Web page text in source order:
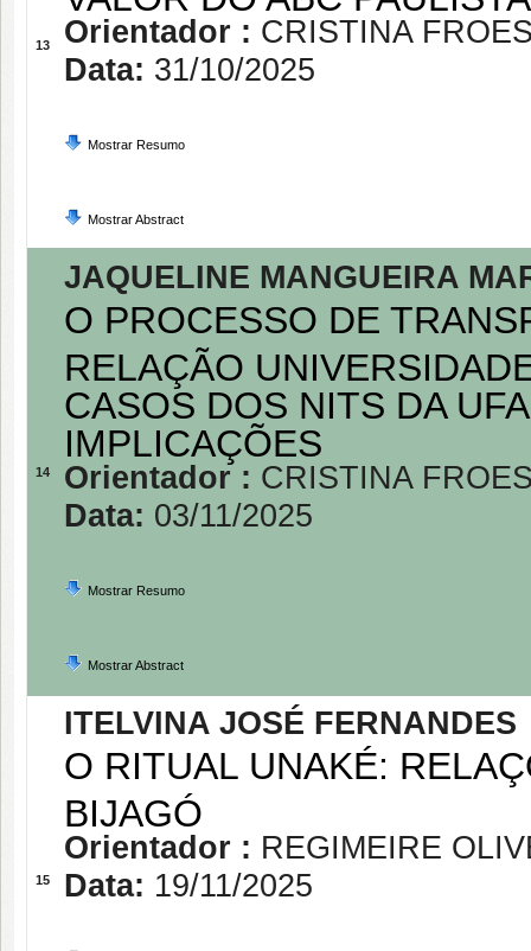
13
Orientador : CRISTINA
Data: 31/10/2025
Mostrar Resumo
Mostrar Abstract
14
JAQUELINE MANGUEIRA
O PROCESSO DE
RELAÇÃO
CASOS DOS NITS DA
IMPLICAÇÕES
Orientador : CRISTINA
Data: 03/11/2025
Mostrar Resumo
Mostrar Abstract
15
ITELVINA JOSÉ FERNANDES
O RITUAL UNAKÉ:
BIJAGÓ
Orientador : REGIMEIRE
Data: 19/11/2025